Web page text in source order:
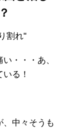
割れ"
・・・あ、
る！
、中々そうも